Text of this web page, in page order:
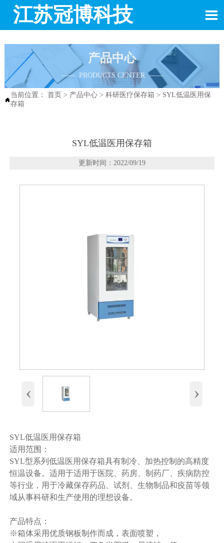
江苏冠博科技 
产品中心
—— PRODUCTS CENTER ——

当前位置： 首页 > 产品中心> 科研医疗保存箱 > SYL低温医用保
存箱
SYL低温医用保存箱
更新时间：2022/09/19
‹ ›
SYL低温医用保存箱
适用范围：
SYL型系列低温医用保存箱具有制冷、加热控制的高精度
恒温设备。适用于适用于医院、药房、制药厂、疾病防控
等行业，用于冷藏保存药品、试剂、生物制品和疫苗等领
域从事科研和生产使用的理想设备。
产品特点：
※箱体采用优质钢板制作而成，表面喷塑，